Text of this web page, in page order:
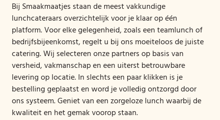
Bij Smaakmaatjes staan de meest vakkundige
lunchcateraars overzichtelijk voor je klaar op één
platform. Voor elke gelegenheid, zoals een teamlunch of
bedrijfsbijeenkomst, regelt u bij ons moeiteloos de juiste
catering. Wij selecteren onze partners op basis van
versheid, vakmanschap en een uiterst betrouwbare
levering op locatie. In slechts een paar klikken is je
bestelling geplaatst en word je volledig ontzorgd door
ons systeem. Geniet van een zorgeloze lunch waarbij de
kwaliteit en het gemak voorop staan.